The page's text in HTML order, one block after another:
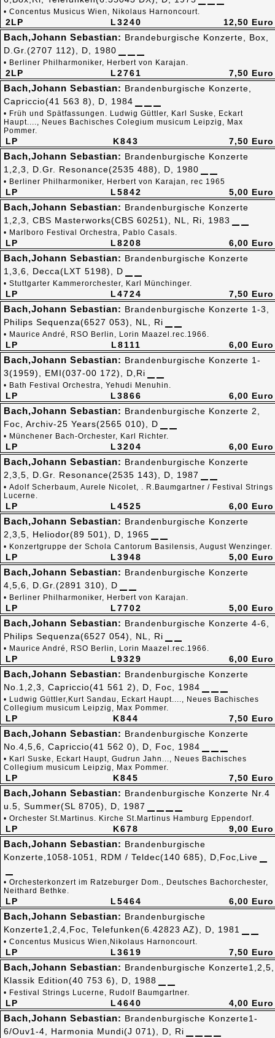
L3240
2LP
• Concentus Musicus Wien, Nikolaus Harnoncourt.
12,50 Euro
L2761
2LP
Bach,Johann Sebastian: Brandeburgische Konzerte, Box,
D.Gr.(2707 112), D, 1980
• Berliner Philharmoniker, Herbert von Karajan.
7,50 Euro
K843
LP
Bach,Johann Sebastian: Brandenburgische Konzerte,
Capriccio(41 563 8), D, 1984
• Früh und Spätfassungen. Ludwig Güttler, Karl Suske, Eckart
Haupt...., Neues Bachisches Colegium musicum Leipzig, Max
Pommer.
7,50 Euro
L5842
LP
Bach,Johann Sebastian: Brandenburgische Konzerte
1,2,3, D.Gr. Resonance(2535 488), D, 1980
• Berliner Philharmoniker, Herbert von Karajan, rec 1965
5,00 Euro
L8208
LP
Bach,Johann Sebastian: Brandenburgische Konzerte
1,2,3, CBS Masterworks(CBS 60251), NL, Ri, 1983
• Marlboro Festival Orchestra, Pablo Casals.
6,00 Euro
L4724
LP
Bach,Johann Sebastian: Brandenburgische Konzerte
1,3,6, Decca(LXT 5198), D
• Stuttgarter Kammerorchester, Karl Münchinger.
7,50 Euro
L8111
LP
Bach,Johann Sebastian: Brandenburgische Konzerte 1-3,
Philips Sequenza(6527 053), NL, Ri
• Maurice André, RSO Berlin, Lorin Maazel.rec.1966.
6,00 Euro
L3866
LP
Bach,Johann Sebastian: Brandenburgische Konzerte 1-
3(1959), EMI(037-00 172), D,Ri
• Bath Festival Orchestra, Yehudi Menuhin.
6,00 Euro
L3204
LP
Bach,Johann Sebastian: Brandenburgische Konzerte 2,
Foc, Archiv-25 Years(2565 010), D
• Münchener Bach-Orchester, Karl Richter.
6,00 Euro
L4525
LP
Bach,Johann Sebastian: Brandenburgische Konzerte
2,3,5, D.Gr. Resonance(2535 143), D, 1987
• Adolf Scherbaum, Aurele Nicolet, . R.Baumgartner / Festival Strings
Lucerne.
6,00 Euro
L3948
LP
Bach,Johann Sebastian: Brandenburgische Konzerte
2,3,5, Heliodor(89 501), D, 1965
• Konzertgruppe der Schola Cantorum Basilensis, August Wenzinger.
5,00 Euro
L7702
LP
Bach,Johann Sebastian: Brandenburgische Konzerte
4,5,6, D.Gr.(2891 310), D
• Berliner Philharmoniker, Herbert von Karajan.
5,00 Euro
L9329
LP
Bach,Johann Sebastian: Brandenburgische Konzerte 4-6,
Philips Sequenza(6527 054), NL, Ri
• Maurice André, RSO Berlin, Lorin Maazel.rec.1966.
6,00 Euro
K844
LP
Bach,Johann Sebastian: Brandenburgische Konzerte
No.1,2,3, Capriccio(41 561 2), D, Foc, 1984
• Ludwig Güttler,Kurt Sandau, Eckart Haupt...., Neues Bachisches
Collegium musicum Leipzig, Max Pommer.
7,50 Euro
K845
LP
Bach,Johann Sebastian: Brandenburgische Konzerte
No.4,5,6, Capriccio(41 562 0), D, Foc, 1984
• Karl Suske, Eckart Haupt, Gudrun Jahn..., Neues Bachisches
Collegium musicum Leipzig, Max Pommer.
7,50 Euro
K678
LP
Bach,Johann Sebastian: Brandenburgische Konzerte Nr.4
u.5, Summer(SL 8705), D, 1987
• Orchester St.Martinus. Kirche St.Martinus Hamburg Eppendorf.
9,00 Euro
L5464
LP
Bach,Johann Sebastian: Brandenburgische
Konzerte,1058-1051, RDM / Teldec(140 685), D,Foc,Live
• Orchesterkonzert im Ratzeburger Dom., Deutsches Bachorchester,
Neithard Bethke.
6,00 Euro
L3619
LP
Bach,Johann Sebastian: Brandenburgische
Konzerte1,2,4,Foc, Telefunken(6.42823 AZ), D, 1981
• Concentus Musicus Wien,Nikolaus Harnoncourt.
7,50 Euro
L4640
LP
Bach,Johann Sebastian: Brandenburgische Konzerte1,2,5,
Klassik Edition(40 753 6), D, 1988
• Festival Strings Lucerne, Rudolf Baumgartner.
4,00 Euro
Bach,Johann Sebastian: Brandenburgische Konzerte1-
6/Ouv1-4, Harmonia Mundi(J 071), D, Ri